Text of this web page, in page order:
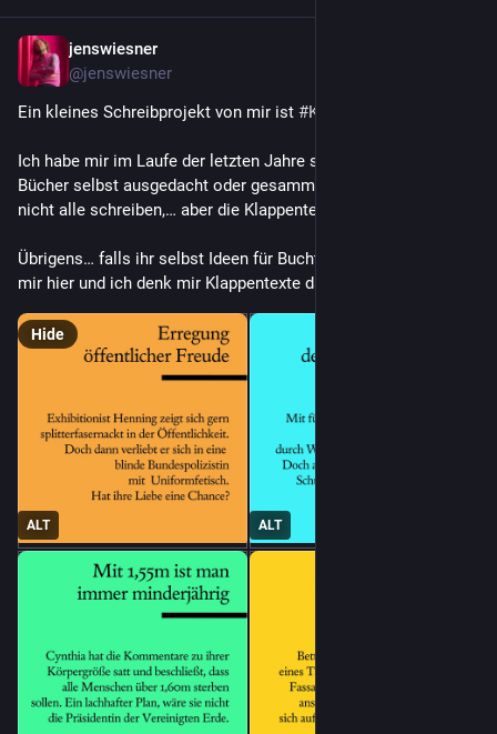
jenswiesner
@jenswiesner
Ein kleines Schreibprojekt von mir ist #Klappentexting
Ich habe mir im Laufe der letzten Jahre so viele Titel für fiktive
Bücher selbst ausgedacht oder gesammelt, die kann man gar
nicht alle schreiben,… aber die Klappentexte dazu schon ;)
Übrigens… falls ihr selbst Ideen für Buchtitel habt: Schickt sie
mir hier und ich denk mir Klappentexte dazu aus.
ALT ALT
Hide